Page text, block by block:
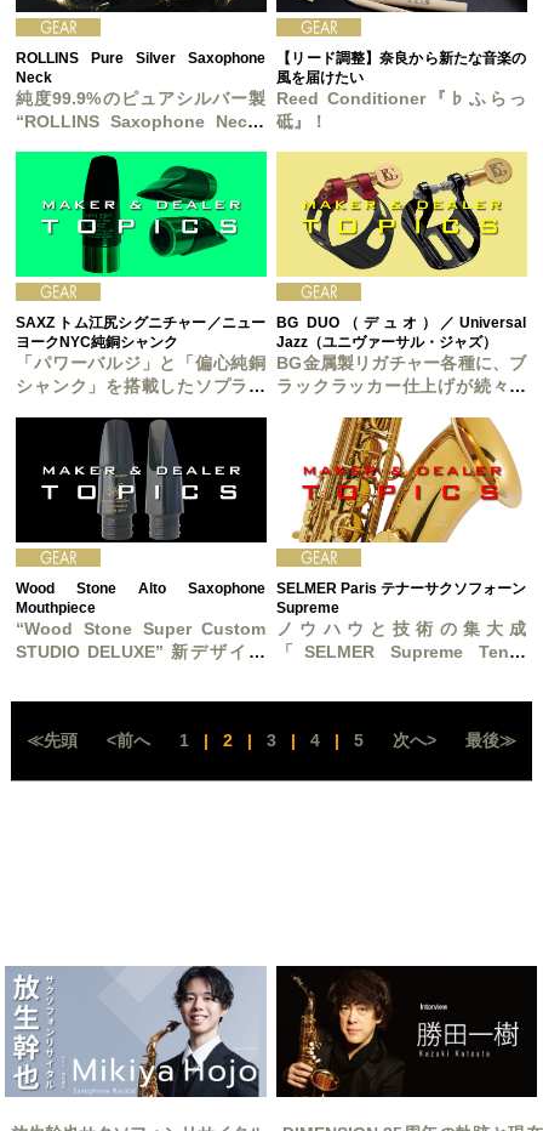
ROLLINS Pure Silver Saxophone
Neck
純度99.9%のピュアシルバー製
“ROLLINS Saxophone Neck”
【リード調整】奈良から新たな音楽の
風を届けたい
Reed Conditioner『♭ふらっ
砥』！
SAXZ トム江尻シグニチャー／ニュー
ヨークNYC純銅シャンク
「パワーバルジ」と「偏心純銅
シャンク」を搭載したソプラノ
BG DUO（デュオ）／Universal
Jazz（ユニヴァーサル・ジャズ）
BG金属製リガチャー各種に、ブ
ラックラッカー仕上げが続々と
Wood Stone Alto Saxophone
Mouthpiece
“Wood Stone Super Custom
STUDIO DELUXE” 新デザイン
SELMER Paris テナーサクソフォーン
Supreme
ノウハウと技術の集大成
「SELMER Supreme Tenor
≪先頭 <前へ 1 | 2 | 3 | 4 | 5 次へ> 最後≫